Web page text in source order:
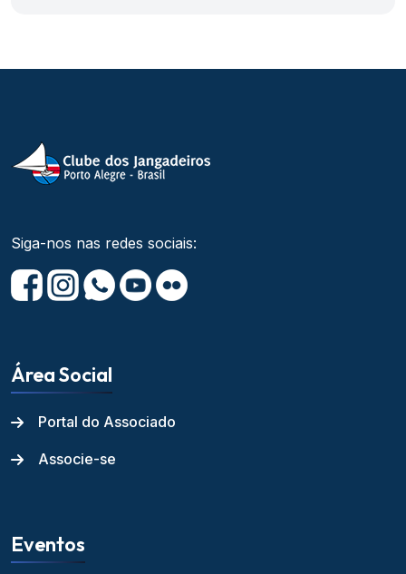
Siga-nos nas redes sociais:
Área Social
Portal do Associado
Associe-se
Eventos